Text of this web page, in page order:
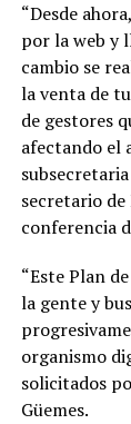
“Desde
por la web y
cambio se
la venta de
de gestores
afectando el
secretario
conferencia
“Este Plan
la gente y
organismo
solicitados
Güemes.